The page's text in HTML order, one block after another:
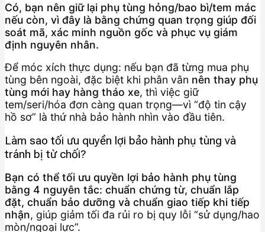
Có, bạn nên giữ lại phụ tùng hỏng/bao bì/tem mác
nếu còn, vì đây là bằng chứng quan trọng giúp đối
soát mã, xác minh nguồn gốc và phục vụ giám
định nguyên nhân.
Để móc xích thực dụng: nếu bạn đã từng mua phụ
tùng bên ngoài, đặc biệt khi phân vân nên thay phụ
tùng mới hay hàng tháo xe, thì việc giữ
tem/seri/hóa đơn càng quan trọng—vì “độ tin cậy
hồ sơ” là thứ nhà bảo hành nhìn vào đầu tiên.
Làm sao tối ưu quyền lợi bảo hành phụ tùng và
tránh bị từ chối?
Bạn có thể tối ưu quyền lợi bảo hành phụ tùng
bằng 4 nguyên tắc: chuẩn chứng từ, chuẩn lắp
đặt, chuẩn bảo dưỡng và chuẩn giao tiếp khi tiếp
nhận, giúp giảm tối đa rủi ro bị quy lỗi “sử dụng/hao
mòn/ngoại lực”.